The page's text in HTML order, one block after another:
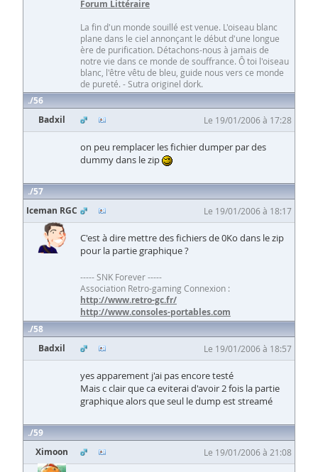
Forum Littéraire
La fin d'un monde souillé est venue. L'oiseau blanc
plane dans le ciel annonçant le début d'une longue
ère de purification. Détachons-nous à jamais de
notre vie dans ce monde de souffrance. Ô toi l'oiseau
blanc, l'être vêtu de bleu, guide nous vers ce monde
de pureté. - Sutra originel dork.
56
Badxil
Le 19/01/2006 à 17:28
on peu remplacer les fichier dumper par des
dummy dans le zip
57
Iceman RGC
Le 19/01/2006 à 18:17
C'est à dire mettre des fichiers de 0Ko dans le zip
pour la partie graphique ?
----- SNK Forever -----
Association Retro-gaming Connexion :
http://www.retro-gc.fr/
http://www.consoles-portables.com
58
Badxil
Le 19/01/2006 à 18:57
yes apparement j'ai pas encore testé
Mais c clair que ca eviterai d'avoir 2 fois la partie
graphique alors que seul le dump est streamé
59
Ximoon
Le 19/01/2006 à 21:08